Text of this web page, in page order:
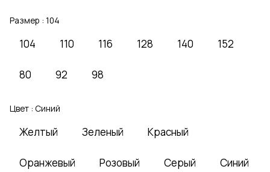
Размер : 104
104 110 116 128 140 152
80 92 98
Цвет : Синий
Желтый Зеленый Красный
Оранжевый Розовый Серый Синий